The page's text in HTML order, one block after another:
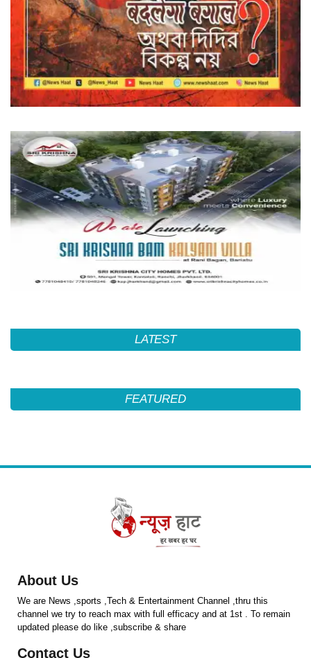
LATEST
FEATURED
About Us
We are News ,sports ,Tech & Entertainment Channel ,thru this
channel we try to reach max with full efficacy and at 1st . To remain
updated please do like ,subscribe & share
Contact Us